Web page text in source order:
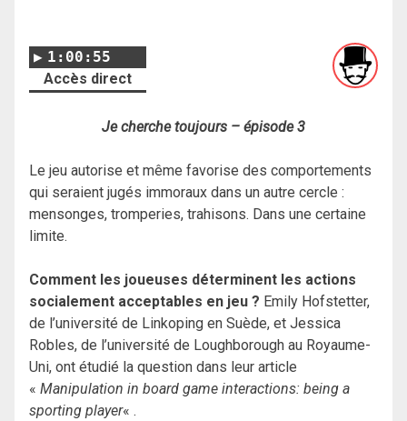
1:00:55
Accès direct
Je cherche toujours – épisode 3
Le jeu autorise et même favorise des comportements
qui seraient jugés immoraux dans un autre cercle :
mensonges, tromperies, trahisons. Dans une certaine
limite.
Comment les joueuses déterminent les actions
socialement acceptables en jeu ? Emily Hofstetter,
de l’université de Linkoping en Suède, et Jessica
Robles, de l’université de Loughborough au Royaume-
Uni, ont étudié la question dans leur article
« Manipulation in board game interactions: being a
sporting player« .